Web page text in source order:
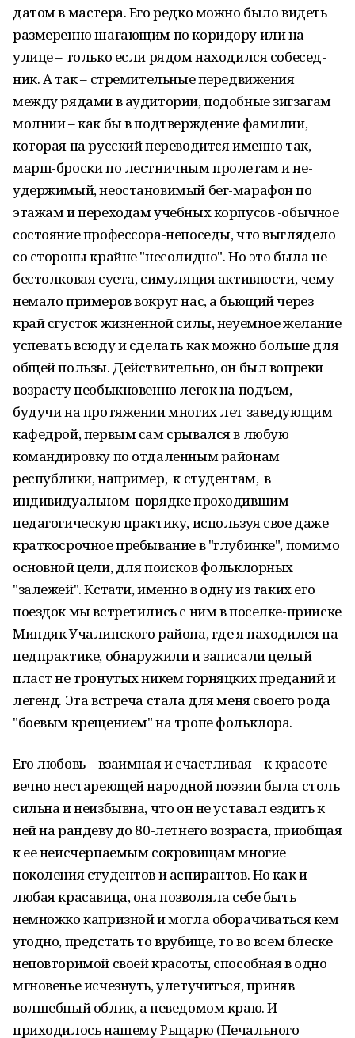
датом в мастера. Его редко можно было видеть
размеренно шагающим по коридору или на
улице – только если рядом находился собесед­
ник. А так – стремительные передвижения
между рядами в аудитории, подобные зигзагам
молнии – как бы в подтверждение фамилии,
которая на русский переводится именно так, –
марш-броски по лестничным пролетам и не­
удержимый, неостановимый бег-марафон по
этажам и переходам учебных корпусов -обычное
состояние профессора-непоседы, что выглядело
со стороны крайне "несолидно". Но это была не
бестолковая суета, симуляция ак­тивности, чему
немало примеров вокруг нас, а бьющий через
край сгусток жизненной силы, неуемное желание
успевать всюду и сделать как можно больше для
общей пользы. Дейст­вительно, он был вопреки
возрасту не­обыкновенно легок на подъем,
будучи на про­тяжении многих лет заведующим
кафедрой, первым сам срывался в любую
командировку по отдаленным районам
республики, напри­мер, к студентам, в
индивидуальном порядке проходившим
педагогическую практику, ис­пользуя свое даже
краткосрочное пребывание в "глубинке", помимо
основной цели, для поис­ков фольклорных
"залежей". Кстати, именно в одну из таких его
поездок мы встретились с ним в поселке-прииске
Миндяк Учалинского района, где я находился на
педпрактике, обнаружили и записали целый
пласт не тро­нутых никем горняцких преданий и
легенд. Эта встреча стала для меня своего рода
"бое­вым крещением" на тро­пе фольклора.
Его любовь – взаимная и счастливая – к красоте
вечно нестареющей народной поэзии была столь
сильна и неизбывна, что он не ус­тавал ездить к
ней на рандеву до 80-летнего возраста, приобщая
к ее неисчерпаемым со­кровищам многие
поколения студентов и ас­пирантов. Но как и
любая красавица, она по­зволяла себе быть
немножко капризной и мог­ла оборачиваться кем
угодно, предстать то врубище, то во всем блеске
неповторимой своей красоты, способная в одно
мгновенье исчез­нуть, улетучиться, приняв
волшебный облик, а неведомом краю. И
приходилось нашему Ры­царю (Печального